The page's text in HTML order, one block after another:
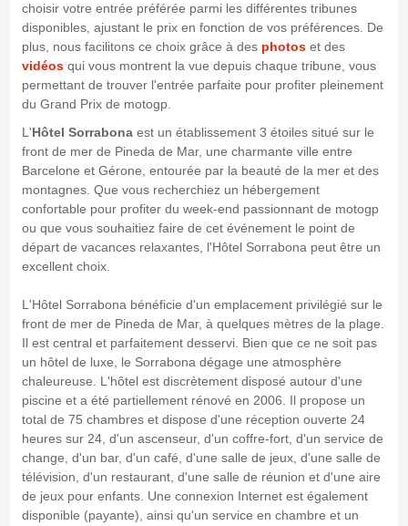
choisir votre entrée préférée parmi les différentes tribunes
disponibles, ajustant le prix en fonction de vos préférences. De
plus, nous facilitons ce choix grâce à des photoset des
vidéosqui vous montrent la vue depuis chaque tribune, vous
permettant de trouver l'entrée parfaite pour profiter pleinement
du Grand Prix de motogp.
L'Hôtel Sorrabonaest un établissement 3 étoiles situé sur le
front de mer de Pineda de Mar, une charmante ville entre
Barcelone et Gérone, entourée par la beauté de la mer et des
montagnes. Que vous recherchiez un hébergement
confortable pour profiter du week-end passionnant de motogp
ou que vous souhaitiez faire de cet événement le point de
départ de vacances relaxantes, l'Hôtel Sorrabona peut être un
excellent choix.
L'Hôtel Sorrabona bénéficie d'un emplacement privilégié sur le
front de mer de Pineda de Mar, à quelques mètres de la plage.
Il est central et parfaitement desservi. Bien que ce ne soit pas
un hôtel de luxe, le Sorrabona dégage une atmosphère
chaleureuse. L'hôtel est discrètement disposé autour d'une
piscine et a été partiellement rénové en 2006. Il propose un
total de 75 chambres et dispose d'une réception ouverte 24
heures sur 24, d'un ascenseur, d'un coffre-fort, d'un service de
change, d'un bar, d'un café, d'une salle de jeux, d'une salle de
télévision, d'un restaurant, d'une salle de réunion et d'une aire
de jeux pour enfants. Une connexion Internet est également
disponible (payante), ainsi qu'un service en chambre et un